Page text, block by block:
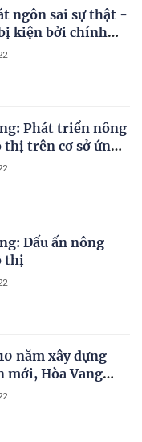
ngôn sai sự thật -
kiện bởi chính
Phát triển nông
thị trên cơ sở ứng
cao
Dấu ấn nông
thị
năm xây dựng
mới, Hòa Vang